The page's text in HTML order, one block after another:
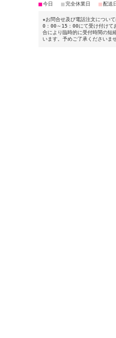
■今日 ■完全休業日 ■配送
★お問合せ及び電話注文につい
0：00～15：00にて受け付けて
合により臨時的に受付時間の短
います。予めご了承くださいませ